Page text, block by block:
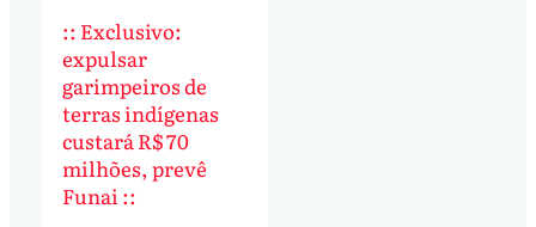
:: Exclusivo:
expulsar
garimpeiros de
terras indígenas
custará R$ 70
milhões, prevê
Funai ::